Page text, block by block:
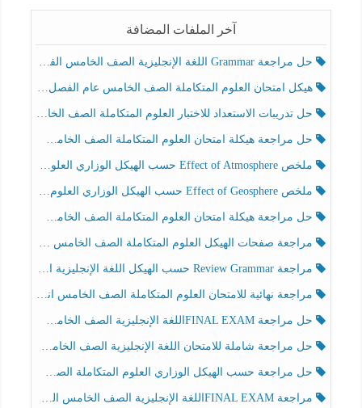
آخر الملفات المضافة
حل مراجعة Grammar اللغة الإنجليزية الصف الخامس الفصل الثالث
هيكل امتحان العلوم المتكاملة الصف الخامس عام الفصل الدراسي الثالث 2025-2026
حل تدريبات الاستعداد للاختبار العلوم المتكاملة الصف الخامس عام الفصل الثالث
حل مراجعة هيكلة امتحان العلوم المتكاملة الصف الخامس انسبير الفصل الثالث
ملخص Effect of Atmosphere حسب الهيكل الوزاري العلوم المتكاملة الصف الخامس انسبير الفصل الثالث
ملخص Effect of Geosphere حسب الهيكل الوزاري العلوم المتكاملة الصف الخامس انسبير الفصل الثالث
حل مراجعة هيكلة امتحان العلوم المتكاملة الصف الخامس عام الفصل الثالث
مراجعة صفحات الهيكل العلوم المتكاملة الصف الخامس انسبير الفصل الثالث
مراجعة Review Grammar حسب الهيكل اللغة الإنجليزية الصف الخامس الفصل الثالث
مراجعة نهائية للامتحان العلوم المتكاملة الصف الخامس انسبير الفصل الثالث
حل مراجعة FINAL EXAMاللغة الإنجليزية الصف الخامس الفصل الثالث
حل مراجعة شاملة للامتحان اللغة الإنجليزية الصف الخامس الفصل الثالث
حل مراجعة حسب الهيكل الوزاري العلوم المتكاملة الصف الخامس عام الفصل الثالث
مراجعة FINAL EXAMاللغة الإنجليزية الصف الخامس الفصل الثالث